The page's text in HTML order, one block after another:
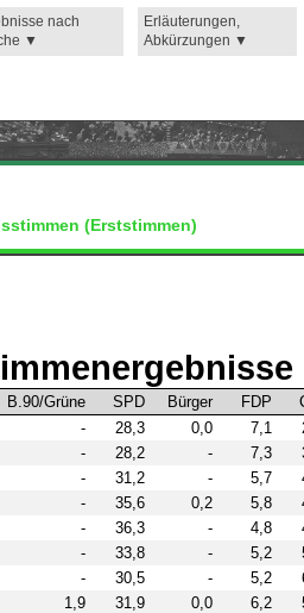
nach
Erläuterungen,
Abkürzungen
(Erststimmen)
B.90/Grüne SPD Bürger FDP
- 28,3 0,0 7,1
- 28,2 - 7,3
- 31,2 - 5,7
- 35,6 0,2 5,8
- 36,3 - 4,8
- 33,8 - 5,2
- 30,5 - 5,2
1,9 31,9 0,0 6,2